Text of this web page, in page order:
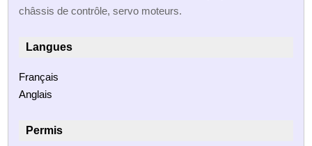
châssis de contrôle, servo moteurs.
Langues
Français
Anglais
Permis